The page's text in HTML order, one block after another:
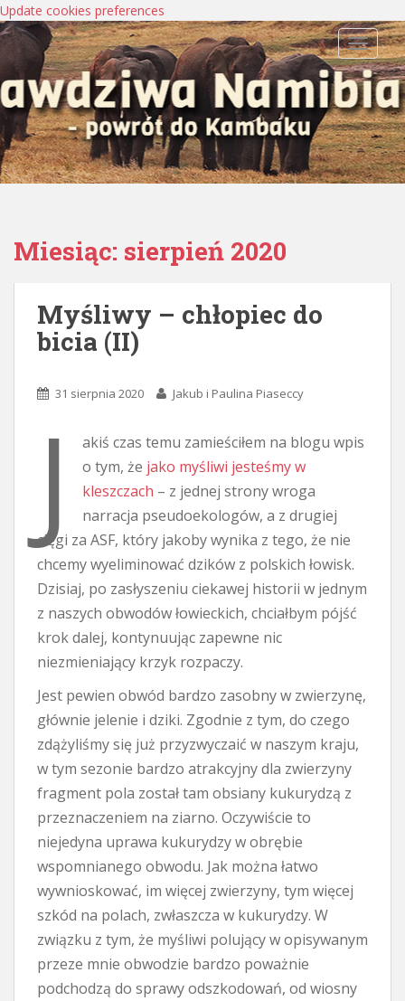
Update cookies preferences
Miesiąc: sierpień 2020
Myśliwy – chłopiec do
bicia (II)
31 sierpnia 2020 Jakub i Paulina Piaseccy
J
akiś czas temu zamieściłem na blogu wpis
o tym, że jako myśliwi jesteśmy w
kleszczach – z jednej strony wroga
narracja pseudoekologów, a z drugiej
cięgi za ASF, który jakoby wynika z tego, że nie
chcemy wyeliminować dzików z polskich łowisk.
Dzisiaj, po zasłyszeniu ciekawej historii w jednym
z naszych obwodów łowieckich, chciałbym pójść
krok dalej, kontynuując zapewne nic
niezmieniający krzyk rozpaczy.
Jest pewien obwód bardzo zasobny w zwierzynę,
głównie jelenie i dziki. Zgodnie z tym, do czego
zdążyliśmy się już przyzwyczaić w naszym kraju,
w tym sezonie bardzo atrakcyjny dla zwierzyny
fragment pola został tam obsiany kukurydzą z
przeznaczeniem na ziarno. Oczywiście to
niejedyna uprawa kukurydzy w obrębie
wspomnianego obwodu. Jak można łatwo
wywnioskować, im więcej zwierzyny, tym więcej
szkód na polach, zwłaszcza w kukurydzy. W
związku z tym, że myśliwi polujący w opisywanym
przeze mnie obwodzie bardzo poważnie
podchodzą do sprawy odszkodowań, od wiosny